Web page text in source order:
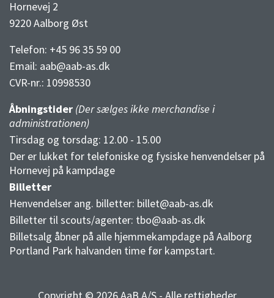
Hornevej 2
9220 Aalborg Øst
Telefon: +45 96 35 59 00
Email: aab@aab-as.dk
CVR-nr.: 10998530
Åbningstider (Der sælges ikke merchandise i
administrationen)
Tirsdag og torsdag: 12.00 - 15.00
Der er lukket for telefoniske og fysiske henvendelser på
Hornevej på kampdage
Billetter
Henvendelser ang. billetter: billet@aab-as.dk
Billetter til scouts/agenter: tbo@aab-as.dk
Billetsalg åbner på alle hjemmekampdage på Aalborg
Portland Park halvanden time før kampstart.